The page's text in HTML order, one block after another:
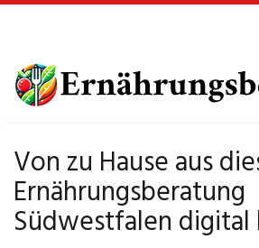
main
content
Von zu Hause aus
Ernährungsberatung
Südwestfalen